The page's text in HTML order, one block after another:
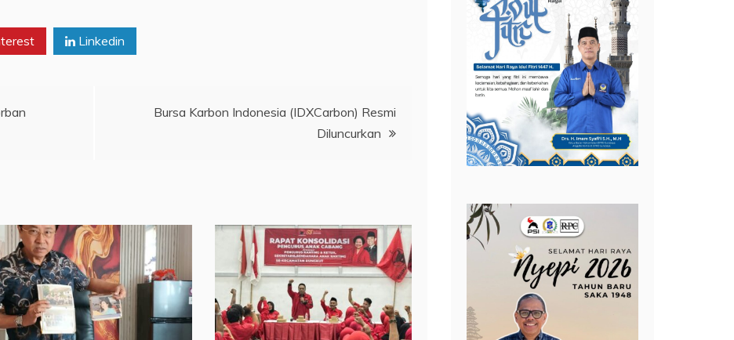
Linkedin
Bursa Karbon Indonesia (IDXCarbon) Resmi
Diluncurkan